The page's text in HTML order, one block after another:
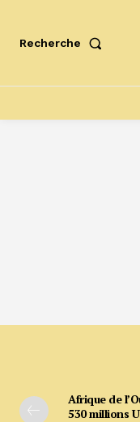
Recherche
Afrique de
530 millions